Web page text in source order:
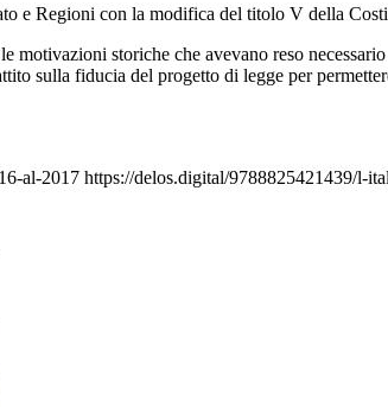
e Regioni con la modifica del titolo V della
storiche che avevano reso
sulla fiducia del progetto di legge per
al-2017 https://delos.digital/9788825421439/l-